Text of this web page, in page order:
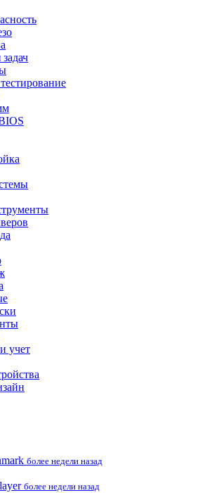
учет
более недели назад
более недели назад